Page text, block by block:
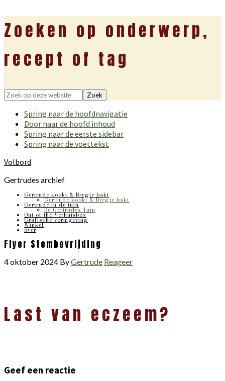
Zoeken op onderwerp,
recept of tag
Zoek
deze
website
Spring naar de hoofdnavigatie
Door naar de hoofd inhoud
Spring naar de eerste sidebar
Spring naar de voettekst
Volbord
Gertrudes archief
Gertrude kookt & Bregje bakt
Gertrude kookt & Bregje bakt
Gertrude in de tuin
De Gertrudes Tuin
Out of the Verhuisbox
Grafische vormgeving
Winkel
over
Flyer Stembevrijding
4 oktober 2024 ByGertrude Reageer
Interacties
Last van eczeem?
Geef een reactie